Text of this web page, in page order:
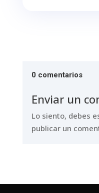
0 comentarios
Enviar un
Lo siento, debes
publicar un